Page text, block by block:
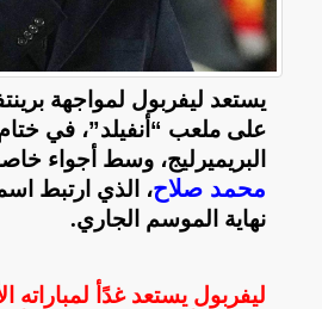
يستعد ليفربول لمواجهة
على ملعب “أنفيلد”، في
البريميرليج، وسط أجواء
محمد صلاح، الذي ارتبط
نهاية الموسم الجاري.
ليفربول يستعد غدًأ لمباراته